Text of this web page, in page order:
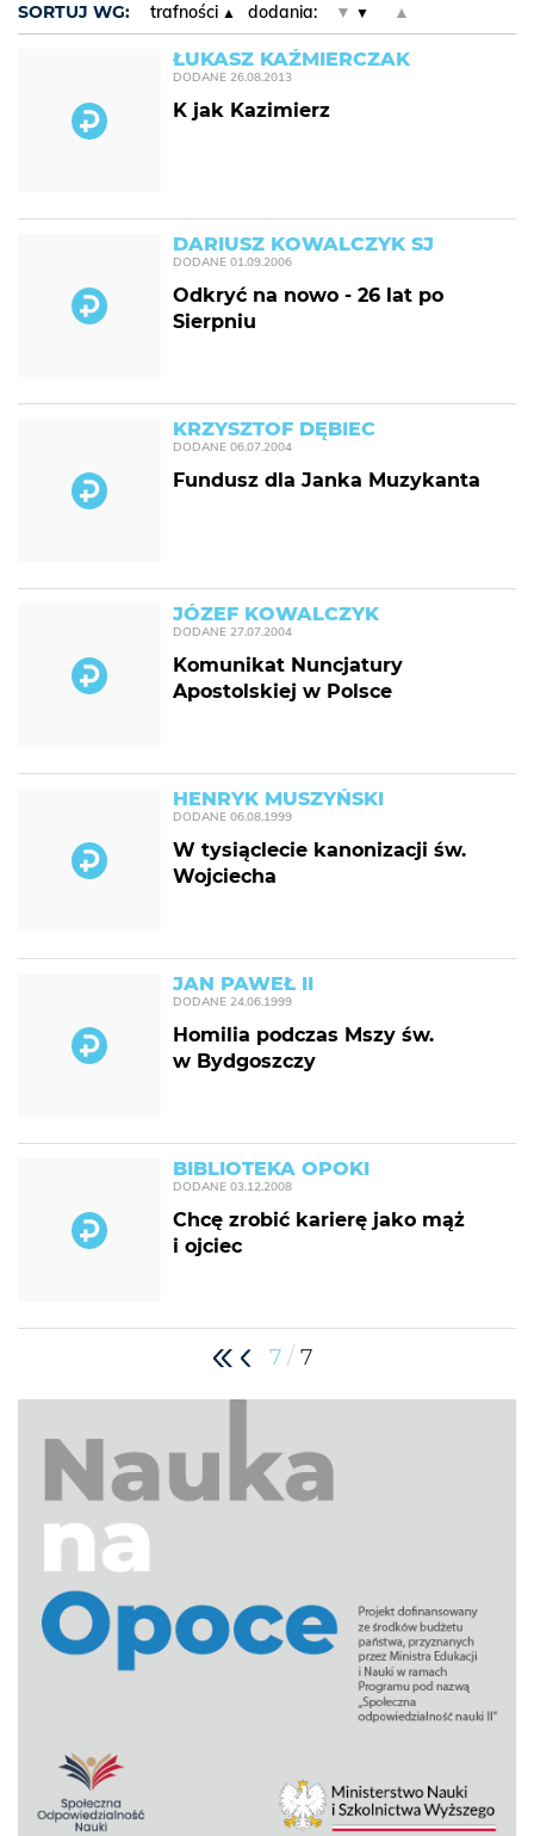
SORTUJ WG: trafności dodania: ▼ ▲
ŁUKASZ KAŹMIERCZAK
DODANE 26.08.2013
K jak Kazimierz
DARIUSZ KOWALCZYK SJ
DODANE 01.09.2006
Odkryć na nowo - 26 lat po
Sierpniu
KRZYSZTOF DĘBIEC
DODANE 06.07.2004
Fundusz dla Janka Muzykanta
JÓZEF KOWALCZYK
DODANE 27.07.2004
Komunikat Nuncjatury
Apostolskiej w Polsce
HENRYK MUSZYŃSKI
DODANE 06.08.1999
W tysiąclecie kanonizacji św.
Wojciecha
JAN PAWEŁ II
DODANE 24.06.1999
Homilia podczas Mszy św.
w Bydgoszczy
BIBLIOTEKA OPOKI
DODANE 03.12.2008
Chcę zrobić karierę jako mąż
i ojciec
7 / 7